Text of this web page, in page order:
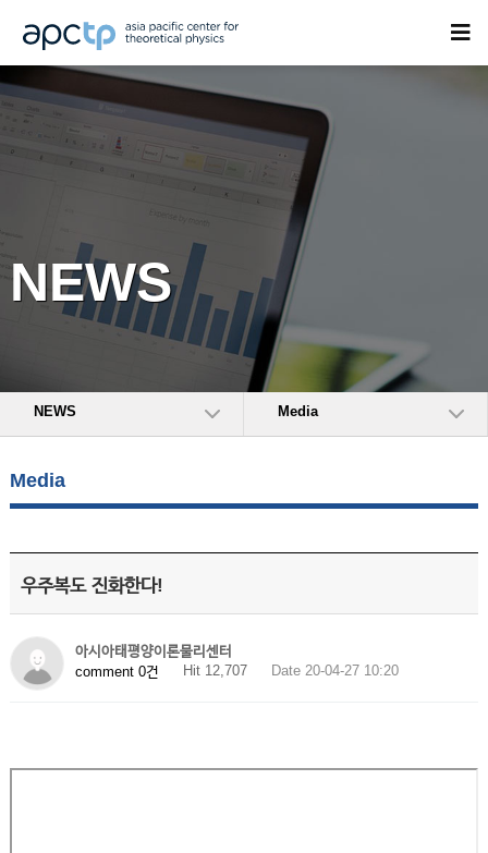
NEWS
NEWS Media
Media
우주복도 진화한다!
아시아태평양이론물리센터
comment 0건
Hit 12,707 Date 20-04-27 10:20